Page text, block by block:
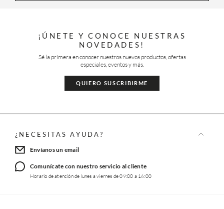
¡ÚNETE Y CONOCE NUESTRAS
NOVEDADES!
Sé la primera en conocer nuestros nuevos productos, ofertas
especiales, eventos y más.
QUIERO SUSCRIBIRME
¿NECESITAS AYUDA?
Envíanos un email
Comunícate con nuestro servicio al cliente
Horario de atención de lunes a viernes de 09:00 a 16:00